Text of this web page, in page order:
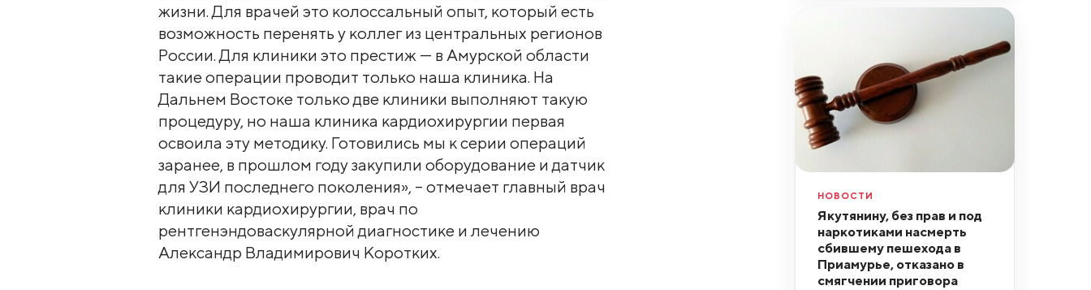
жизни. Для врачей это колоссальный опыт, который есть
возможность перенять у коллег из центральных регионов
России. Для клиники это престиж — в Амурской области
такие операции проводит только наша клиника. На
Дальнем Востоке только две клиники выполняют такую
процедуру, но наша клиника кардиохирургии первая
освоила эту методику. Готовились мы к серии операций
заранее, в прошлом году закупили оборудование и датчик
для УЗИ последнего поколения», – отмечает главный врач
клиники кардиохирургии, врач по
рентгенэндоваскулярной диагностике и лечению
Александр Владимирович Коротких.
НОВОСТИ
Якутянину, без прав и под
наркотиками насмерть
сбившему пешехода в
Приамурье, отказано в
смягчении приговора